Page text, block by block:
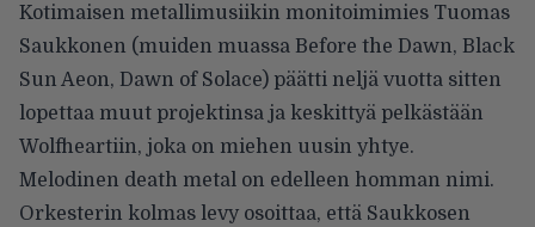
Kotimaisen metallimusiikin monitoimimies Tuomas
Saukkonen (muiden muassa Before the Dawn, Black
Sun Aeon, Dawn of Solace) päätti neljä vuotta sitten
lopettaa muut projektinsa ja keskittyä pelkästään
Wolfheartiin, joka on miehen uusin yhtye.
Melodinen death metal on edelleen homman nimi.
Orkesterin kolmas levy osoittaa, että Saukkosen